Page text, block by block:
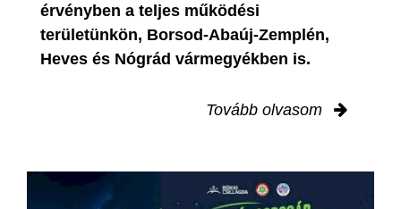
érvényben a teljes működési
területünkön, Borsod-Abaúj-Zemplén,
Heves és Nógrád vármegyékben is.
Tovább olvasom